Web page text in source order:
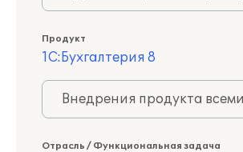
Продукт
1С:Бухгалтерия 8
Внедрения продукта
Отрасль / Функциональная задача